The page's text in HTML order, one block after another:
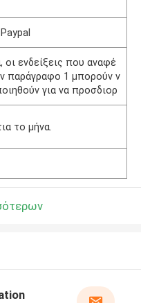
οι ενδείξεις που αναφέ
παράγραφο 1 μπορούν ν
για να προσδιορ
το μήνα.